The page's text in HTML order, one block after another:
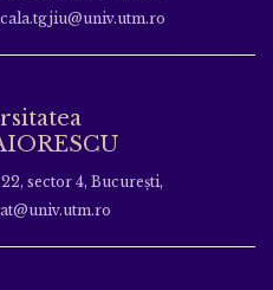
sector 4, București,